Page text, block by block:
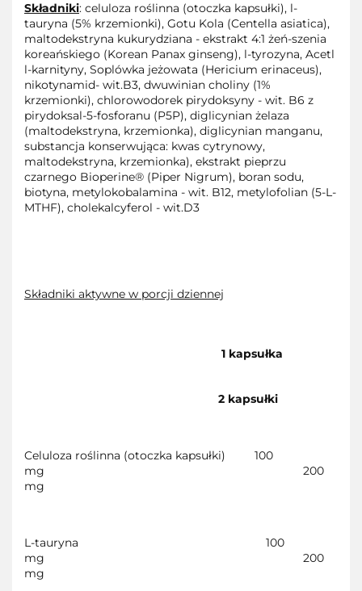
Składniki: celuloza roślinna (otoczka kapsułki), l-
tauryna (5% krzemionki), Gotu Kola (Centella asiatica),
maltodekstryna kukurydziana - ekstrakt 4:1 żeń-szenia
koreańskiego (Korean Panax ginseng), l-tyrozyna, Acetl
l-karnityny, Soplówka jeżowata (Hericium erinaceus),
nikotynamid- wit.B3, dwuwinian choliny (1%
krzemionki), chlorowodorek pirydoksyny - wit. B6 z
pirydoksal-5-fosforanu (P5P), diglicynian żelaza
(maltodekstryna, krzemionka), diglicynian manganu,
substancja konserwująca: kwas cytrynowy,
maltodekstryna, krzemionka), ekstrakt pieprzu
czarnego Bioperine® (Piper Nigrum), boran sodu,
biotyna, metylokobalamina - wit. B12, metylofolian (5-L-
MTHF), cholekalcyferol - wit.D3
Składniki aktywne w porcji dziennej
1 kapsułka
2 kapsułki
Celuloza roślinna (otoczka kapsułki)
100
mg
200
mg
L-tauryna
100
mg
200
mg